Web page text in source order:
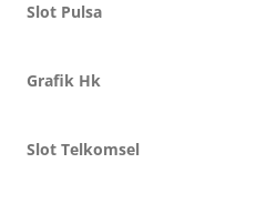
Slot Pulsa
Grafik Hk
Slot Telkomsel